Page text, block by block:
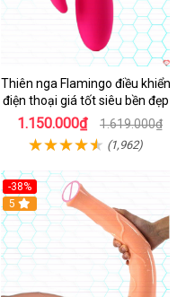
Thiên nga Flamingo điều khiển
điện thoại giá tốt siêu bền đẹp
1.150.000₫ 1.619.000₫
(1,962)
-38%
Hot
5